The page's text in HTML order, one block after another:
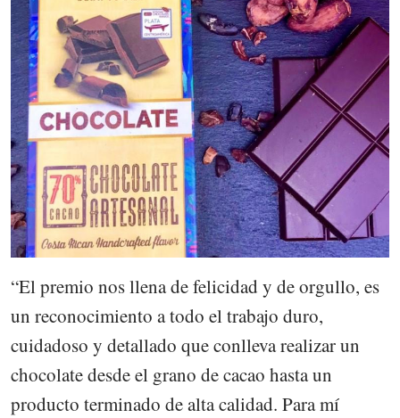
“El premio nos llena de felicidad y de orgullo, es
un reconocimiento a todo el trabajo duro,
cuidadoso y detallado que conlleva realizar un
chocolate desde el grano de cacao hasta un
producto terminado de alta calidad. Para mí